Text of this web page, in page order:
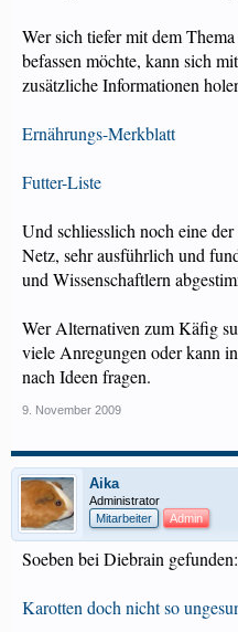
Wer sich tiefer mit dem
befassen möchte, kann sich
zusätzliche Informationen
Ernährungs-Merkblatt
Futter-Liste
Und schliesslich noch eine
Netz, sehr ausführlich und
und Wissenschaftlern
Wer Alternativen zum Käfig
viele Anregungen oder kann
nach Ideen fragen.
9. November 2009
Aika
Administrator
Mitarbeiter
Admin
Soeben bei Diebrain gefunden:
Karotten doch nicht so